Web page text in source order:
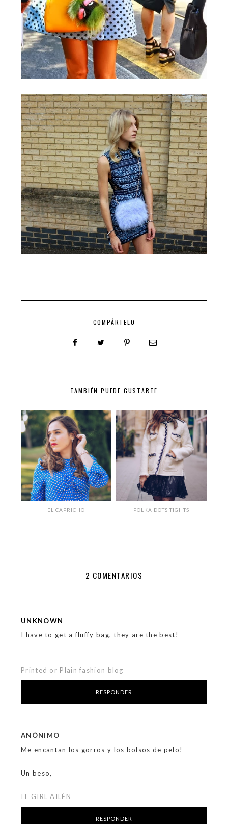
COMPÁRTELO
TAMBIÉN PUEDE GUSTARTE
EL CAPRICHO POLKA DOTS TIGHTS
2 COMENTARIOS
UNKNOWN
I have to get a fluffy bag, they are the best!
Printed or Plain fashion blog
RESPONDER
ANÓNIMO
Me encantan los gorros y los bolsos de pelo!
Un beso,
IT GIRL AILÉN
RESPONDER